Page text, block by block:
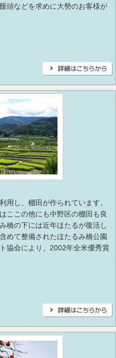
頭などを求めに大勢のお客様が
用し、棚田が作られています。
ここの他にも中野区の棚田も良
橋の下には近年ほたるが復活し
めて整備されたほたるみ橋公園
協会により、2002年全米優秀賞